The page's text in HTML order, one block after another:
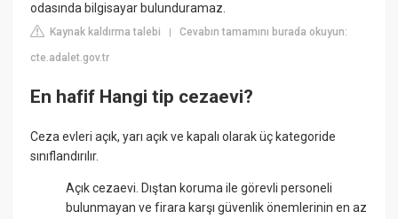
odasında bilgisayar bulunduramaz.
Kaynak kaldırma talebi |Cevabın tamamını burada okuyun:
cte.adalet.gov.tr
En hafif Hangi tip cezaevi?
Ceza evleri açık, yarı açık ve kapalı olarak üç kategoride
sınıflandırılır.
Açık cezaevi. Dıştan koruma ile görevli personeli
bulunmayan ve firara karşı güvenlik önemlerinin en az